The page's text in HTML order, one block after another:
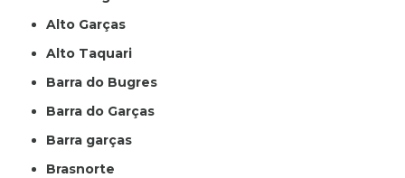
Alto Garças
Alto Taquari
Barra do Bugres
Barra do Garças
Barra garças
Brasnorte